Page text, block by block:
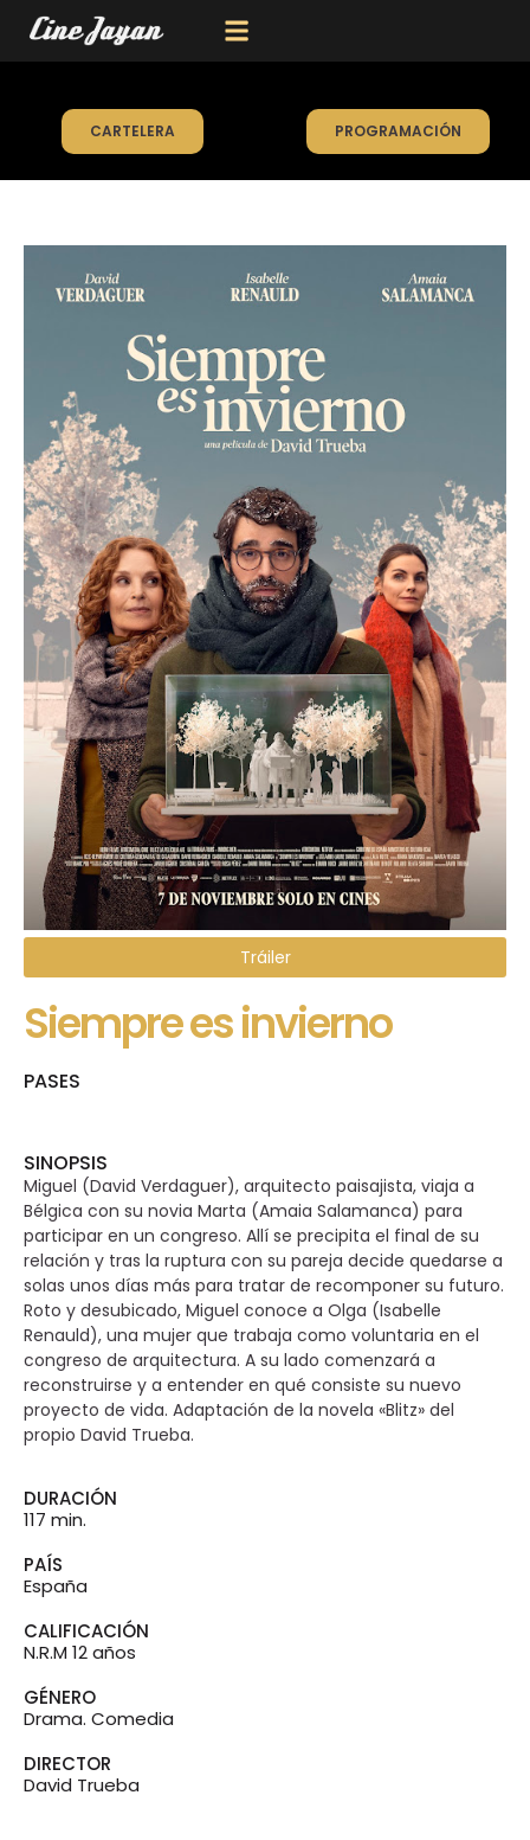
CARTELERA PROGRAMACIÓN
Tráiler
Siempre es invierno
PASES
SINOPSIS
Miguel (David Verdaguer), arquitecto paisajista, viaja a
Bélgica con su novia Marta (Amaia Salamanca) para
participar en un congreso. Allí se precipita el final de su
relación y tras la ruptura con su pareja decide quedarse a
solas unos días más para tratar de recomponer su futuro.
Roto y desubicado, Miguel conoce a Olga (Isabelle
Renauld), una mujer que trabaja como voluntaria en el
congreso de arquitectura. A su lado comenzará a
reconstruirse y a entender en qué consiste su nuevo
proyecto de vida. Adaptación de la novela «Blitz» del
propio David Trueba.
DURACIÓN
117 min.
PAÍS
España
CALIFICACIÓN
N.R.M 12 años
GÉNERO
Drama. Comedia
DIRECTOR
David Trueba